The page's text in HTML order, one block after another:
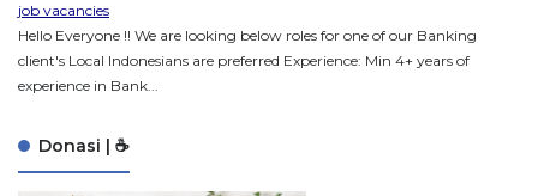
job vacancies
Hello Everyone !! We are looking below roles for one of our Banking
client's Local Indonesians are preferred Experience: Min 4+ years of
experience in Bank...
Donasi | ☕